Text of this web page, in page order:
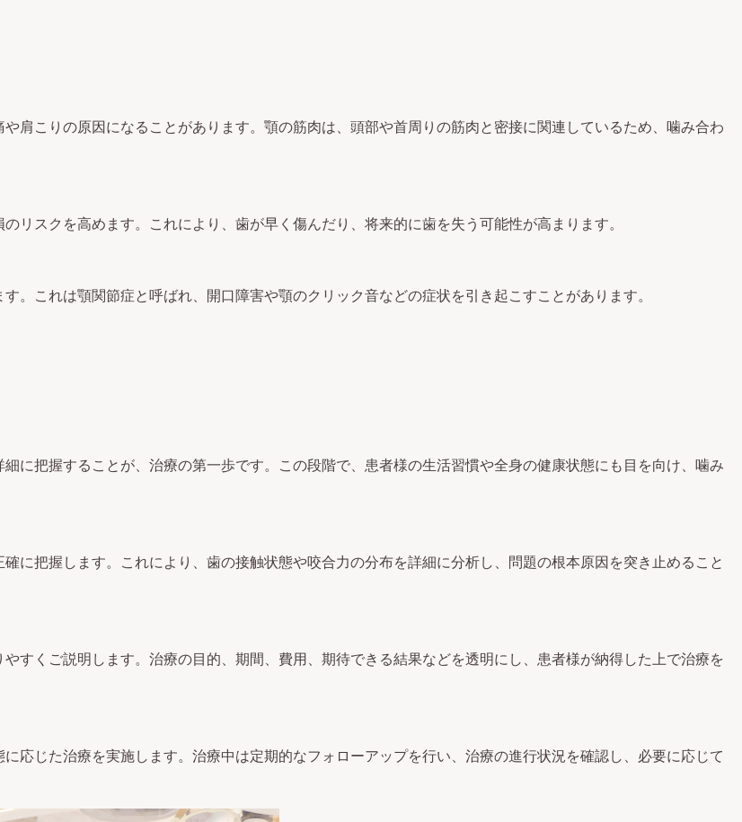
肩こりの原因になることがあります。顎の筋肉は、頭部や首周りの筋肉と密接に関連しているため、噛み合わ
リスクを高めます。これにより、歯が早く傷んだり、将来的に歯を失う可能性が高まります。
。これは顎関節症と呼ばれ、開口障害や顎のクリック音などの症状を引き起こすことがあります。
に把握することが、治療の第一歩です。この段階で、患者様の生活習慣や全身の健康状態にも目を向け、噛み
に把握します。これにより、歯の接触状態や咬合力の分布を詳細に分析し、問題の根本原因を突き止めること
すくご説明します。治療の目的、期間、費用、期待できる結果などを透明にし、患者様が納得した上で治療を
応じた治療を実施します。治療中は定期的なフォローアップを行い、治療の進行状況を確認し、必要に応じて